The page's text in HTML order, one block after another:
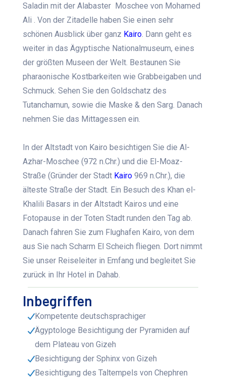
Saladin mit der Alabaster Moschee von Mohamed
Ali . Von der Zitadelle haben Sie einen sehr
schönen Ausblick über ganz Kairo . Dann geht es
weiter in das Ägyptische Nationalmuseum, eines
der größten Museen der Welt. Bestaunen Sie
pharaonische Kostbarkeiten wie Grabbeigaben und
Schmuck. Sehen Sie den Goldschatz des
Tutanchamun, sowie die Maske & den Sarg. Danach
nehmen Sie das Mittagessen ein.
In der Altstadt von Kairo besichtigen Sie die Al-
Azhar-Moschee (972 n.Chr.) und die El-Moaz-
Straße (Gründer der Stadt Kairo 969 n.Chr.), die
älteste Straße der Stadt. Ein Besuch des Khan el-
Khalili Basars in der Altstadt Kairos und eine
Fotopause in der Toten Stadt runden den Tag ab.
Danach fahren Sie zum Flughafen Kairo, von dem
aus Sie nach Scharm El Scheich fliegen. Dort nimmt
Sie unser Reiseleiter in Emfang und begleitet Sie
zurück in Ihr Hotel in Dahab.
Inbegriffen
Kompetente deutschsprachiger
Ägyptologe Besichtigung der Pyramiden auf
dem Plateau von Gizeh
Besichtigung der Sphinx von Gizeh
Besichtigung des Taltempels von Chephren